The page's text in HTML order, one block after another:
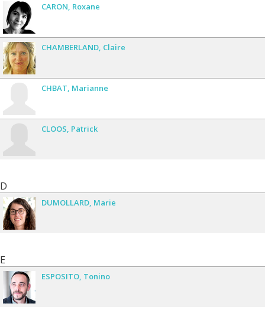
CARON Roxane
CHAMBERLAND Claire
CHBAT Marianne
CLOOS Patrick
D
DUMOLLARD Marie
E
ESPOSITO Tonino